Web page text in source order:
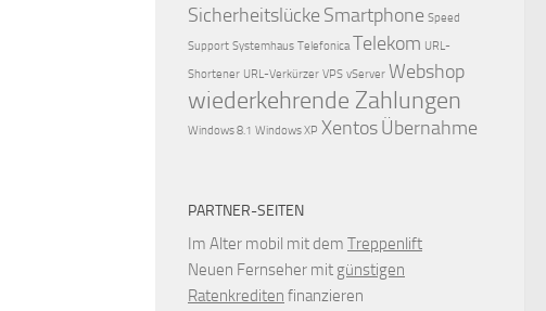
Sicherheitslücke Smartphone Speed
Support Systemhaus Telefonica Telekom URL-
Shortener URL-Verkürzer VPS vServer Webshop
wiederkehrende Zahlungen
Windows 8.1 Windows XP XentosÜbernahme
PARTNER-SEITEN
Im Alter mobil mit dem Treppenlift
Neuen Fernseher mit günstigen
Ratenkrediten finanzieren